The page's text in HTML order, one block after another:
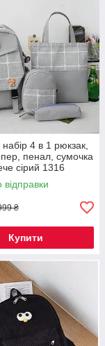
4 в 1 рюкзак,
пенал, сумочка
сірий 1316
відправки
₴
Купити